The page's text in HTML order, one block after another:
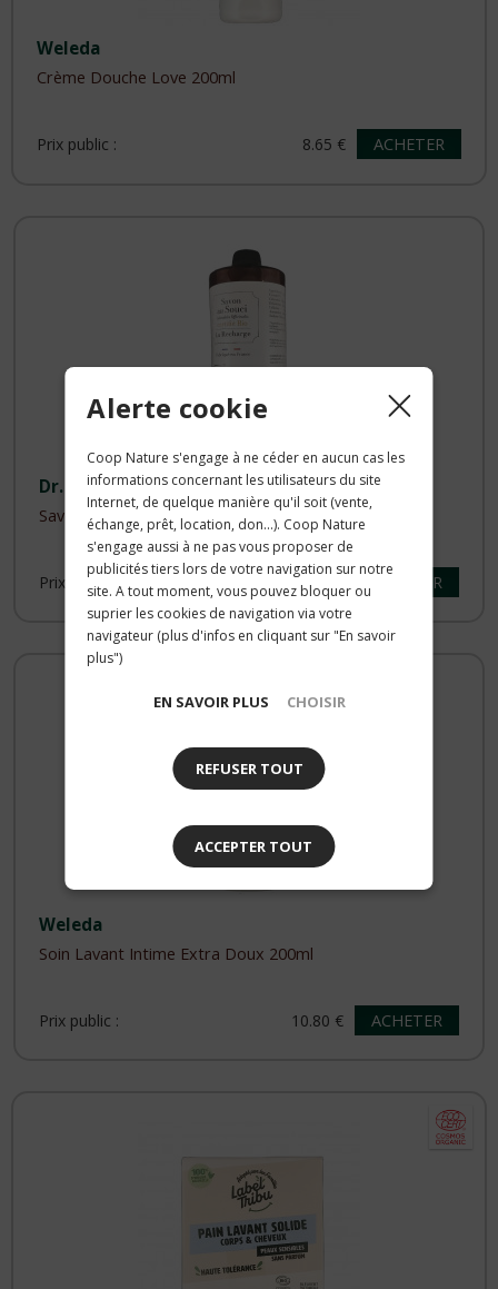
Weleda
Crème Douche Love 200ml
Prix public : 8.65 € ACHETER
Dr. Theiss
Savon au Souci la Recharge 1L
Prix public : 19.10 € ACHETER
Weleda
Soin Lavant Intime Extra Doux 200ml
Prix public : 10.80 € ACHETER
Alerte cookie
Coop Nature s'engage à ne céder en aucun cas les
informations concernant les utilisateurs du site
Internet, de quelque manière qu'il soit (vente,
échange, prêt, location, don...). Coop Nature
s'engage aussi à ne pas vous proposer de
publicités tiers lors de votre navigation sur notre
site. A tout moment, vous pouvez bloquer ou
suprier les cookies de navigation via votre
navigateur (plus d'infos en cliquant sur "En savoir
plus")
EN SAVOIR PLUS CHOISIR
REFUSER TOUT
ACCEPTER TOUT